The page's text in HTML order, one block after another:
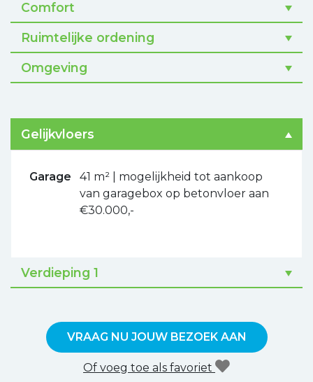
Comfort
Ruimtelijke ordening
Omgeving
Gelijkvloers
Garage
41 m² | mogelijkheid tot aankoop
van garagebox op betonvloer aan
€30.000,-
Verdieping 1
VRAAG NU JOUW BEZOEK AAN
Of voeg toe als favoriet